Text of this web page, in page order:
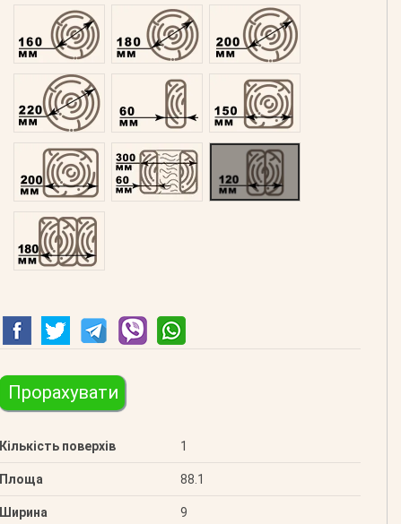
Оциліндрований 160Оциліндрований 180Оциліндрований 200
Оциліндрований 220Профільований 60Профільований 150
Профільований 200Подвійний 300 Клеєний 120
Клеєний 180
Прорахувати
Кількість поверхів 1
Площа 88.1
Ширина 9